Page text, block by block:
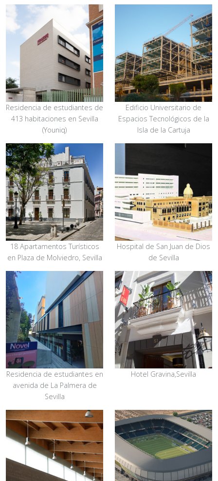
Residencia de estudiantes de
413 habitaciones en Sevilla
(Youniq)
Edificio Universitario de
Espacios Tecnológicos de la
Isla de la Cartuja
18 Apartamentos Turísticos
en Plaza de Molviedro, Sevilla
Hospital de San Juan de Dios
de Sevilla
Residencia de estudiantes en
avenida de La Palmera de
Sevilla
Hotel Gravina,Sevilla